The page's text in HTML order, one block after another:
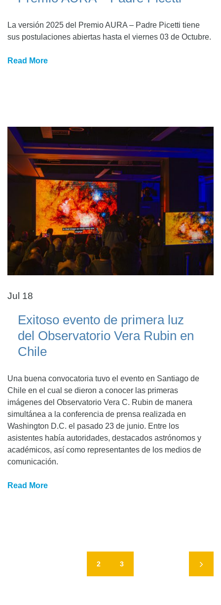
La versión 2025 del Premio AURA – Padre Picetti tiene
sus postulaciones abiertas hasta el viernes 03 de Octubre.
Read More
Jul 18
Exitoso evento de primera luz
del Observatorio Vera Rubin en
Chile
Una buena convocatoria tuvo el evento en Santiago de
Chile en el cual se dieron a conocer las primeras
imágenes del Observatorio Vera C. Rubin de manera
simultánea a la conferencia de prensa realizada en
Washington D.C. el pasado 23 de junio. Entre los
asistentes había autoridades, destacados astrónomos y
académicos, así como representantes de los medios de
comunicación.
Read More
2 3